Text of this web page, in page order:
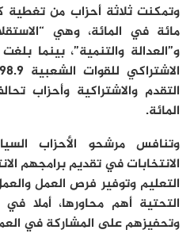
وتمكنت ثلاثة أحزاب من تغطية
مائة في المائة، وهي
و”العدالة والتنمية”، بينما
المائة.
وتنافس مرشحو الأحزاب
الانتخابات في تقديم برامجهم
التعليم وتوفير فرص العمل
التحتية أهم محاورها، أملا
وتحفيزهم على المشاركة في